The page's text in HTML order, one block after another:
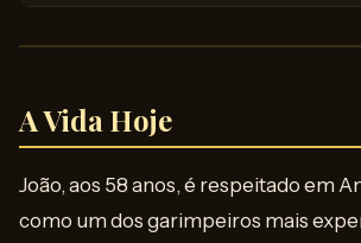
A Vida Hoje
João, aos 58 anos, é respeitado em
como um dos garimpeiros mais